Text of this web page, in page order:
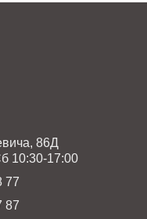
86Д
10:30-17:00
77
87